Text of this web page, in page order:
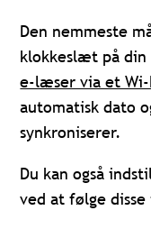
Den nemmeste
klokkeslæt på
e-læser via et
automatisk dato
synkroniserer.
Du kan også
ved at følge